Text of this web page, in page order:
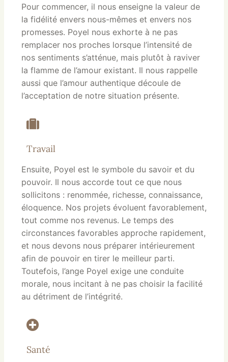
Pour commencer, il nous enseigne la valeur de
la fidélité envers nous-mêmes et envers nos
promesses. Poyel nous exhorte à ne pas
remplacer nos proches lorsque l’intensité de
nos sentiments s’atténue, mais plutôt à raviver
la flamme de l’amour existant. Il nous rappelle
aussi que l’amour authentique découle de
l’acceptation de notre situation présente.
Travail
Ensuite, Poyel est le symbole du savoir et du
pouvoir. Il nous accorde tout ce que nous
sollicitons : renommée, richesse, connaissance,
éloquence. Nos projets évoluent favorablement,
tout comme nos revenus. Le temps des
circonstances favorables approche rapidement,
et nous devons nous préparer intérieurement
afin de pouvoir en tirer le meilleur parti.
Toutefois, l’ange Poyel exige une conduite
morale, nous incitant à ne pas choisir la facilité
au détriment de l’intégrité.
Santé